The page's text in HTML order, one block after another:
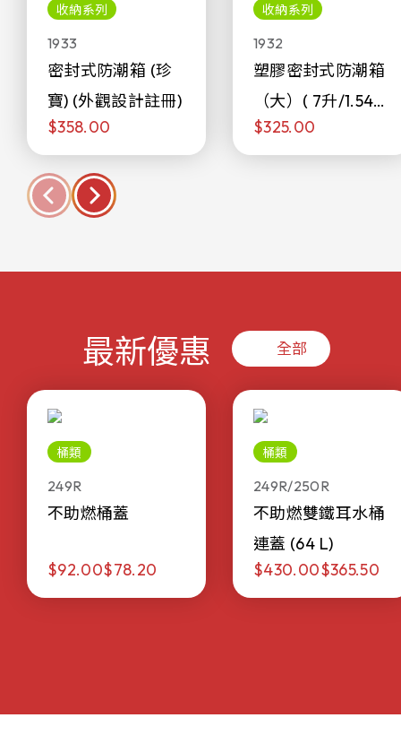
收納系列
1933
密封式防潮箱 (珍
寶) (外觀設計註冊)
$358.00
收納系列
1932
塑膠密封式防潮箱
（大）( 7升/1.54加
侖)
$325.00
最新優惠 全部
桶類
249R
不助燃桶蓋
$92.00$78.20
桶類
249R/250R
不助燃雙鐵耳水桶
連蓋 (64 L)
$430.00$365.50